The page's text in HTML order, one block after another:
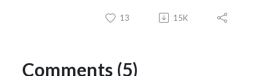
13 15K
Comments (5)